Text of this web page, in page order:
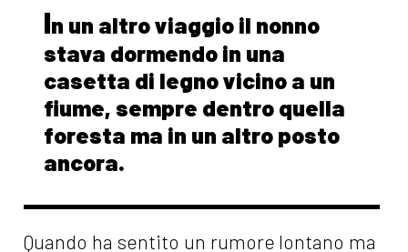
In un altro viaggio il nonno
stava dormendo in una
casetta di legno vicino a un
fiume, sempre dentro quella
foresta ma in un altro posto
ancora.
Quando ha sentito un rumore lontano ma